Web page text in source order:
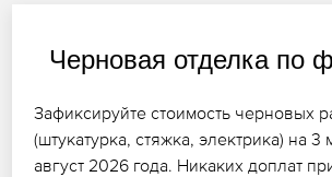
Черновая отделка по
Зафиксируйте стоимость черновых
(штукатурка, стяжка, электрика) на 3
август 2026 года. Никаких доплат